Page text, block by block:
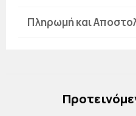
Πληρωμή και